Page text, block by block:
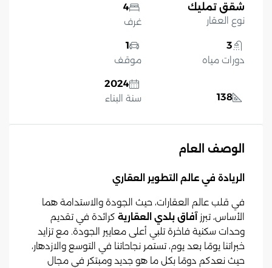
شقق تمليك
نوع العقار
4
غرف
3
دورات مياه
1
موقف
138
2024
سنة البناء
الوصف العام
الريادة في عالم التطوير العقاري
في قلب عالم العقارات، حيث الجودة والاستدامة هما
الأساس، تبرزآفاق بلدي العقارية كرائدة في تقديم
وحدات سكنية فاخرة تلبي أعلى معايير الجودة. مع تزايد
خبراتنا يومًا بعد يوم، تستمر نجاحاتنا في التوسع والازدهار،
حيث نعدكم دومًا بكل ما هو جديد ومبتكر في مجال